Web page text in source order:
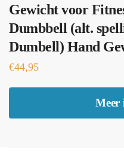
Gewicht voor
Dumbbell (alt.
Dumbell) Hand
€44,95
Meer